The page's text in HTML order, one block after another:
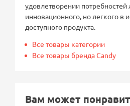
удовлетворении
инновационного, но легкого в
доступного продукта.
Все товары категории
Все товары бренда Candy
Вам может